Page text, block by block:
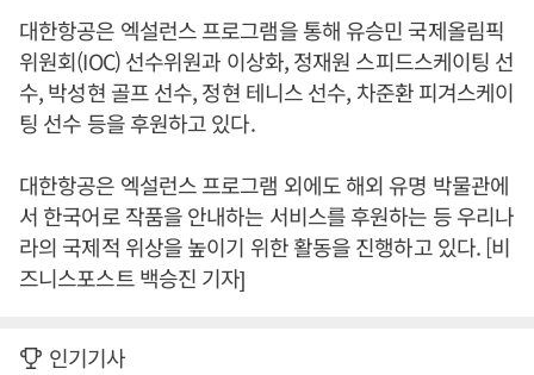
대한항공은 엑설런스 프로그램을 통해 유승민 국제올림픽
위원회(IOC) 선수위원과 이상화, 정재원 스피드스케이팅 선
수, 박성현 골프 선수, 정현 테니스 선수, 차준환 피겨스케이
팅 선수 등을 후원하고 있다.
대한항공은 엑설런스 프로그램 외에도 해외 유명 박물관에
서 한국어로 작품을 안내하는 서비스를 후원하는 등 우리나
라의 국제적 위상을 높이기 위한 활동을 진행하고 있다. [비
즈니스포스트 백승진 기자]
인기기사